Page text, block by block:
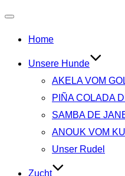
umschalten
Home
Unsere Hunde
AKELA VOM
PIÑA COLADA
SAMBA DE
ANOUK VOM
Unser Rudel
Zucht